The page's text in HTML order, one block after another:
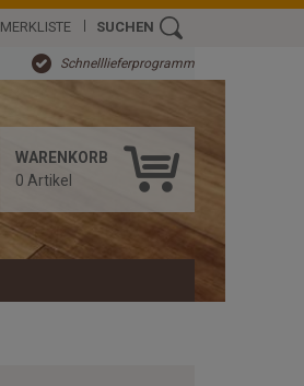
MERKLISTE SUCHEN
Schnelllieferprogramm
WARENKORB
0 Artikel